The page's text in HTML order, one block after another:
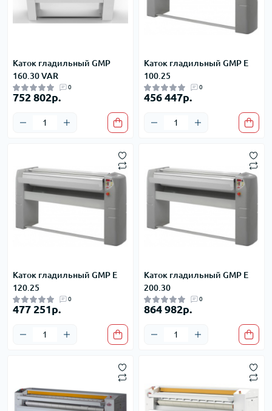
Каток гладильный GMP
160.30 VAR
0
752 802р.
Каток гладильный GMP E
100.25
0
456 447р.
Каток гладильный GMP E
120.25
0
477 251р.
Каток гладильный GMP E
200.30
0
864 982р.